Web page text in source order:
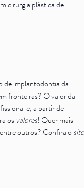
cirurgia plástica de
de implantodontia da
fronteiras? O valor da
e, a partir de
os valores! Quer mais
outros? Confira o site